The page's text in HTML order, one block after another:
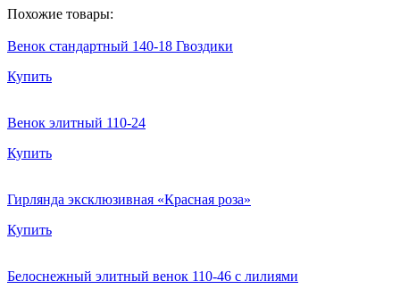
Похожие товары:
Венок стандартный 140-18 Гвоздики
Купить
Венок элитный 110-24
Купить
Гирлянда эксклюзивная «Красная роза»
Купить
Белоснежный элитный венок 110-46 с лилиями